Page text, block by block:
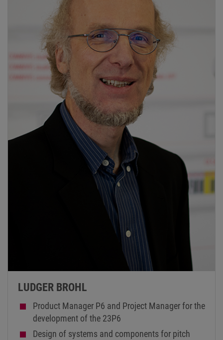
LUDGER BROHL
Product Manager P6 and Project Manager for the
development of the 23P6
Design of systems and components for pitch